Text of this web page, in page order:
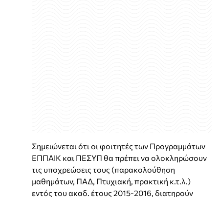
Σημειώνεται ότι οι φοιτητές των Προγραμμάτων
ΕΠΠΑΙΚ και ΠΕΣΥΠ θα πρέπει να ολοκληρώσουν
τις υποχρεώσεις τους (παρακολούθηση
μαθημάτων, ΠΑΔ, Πτυχιακή, πρακτική κ.τ.λ.)
εντός του ακαδ. έτους 2015-2016, διατηρούν